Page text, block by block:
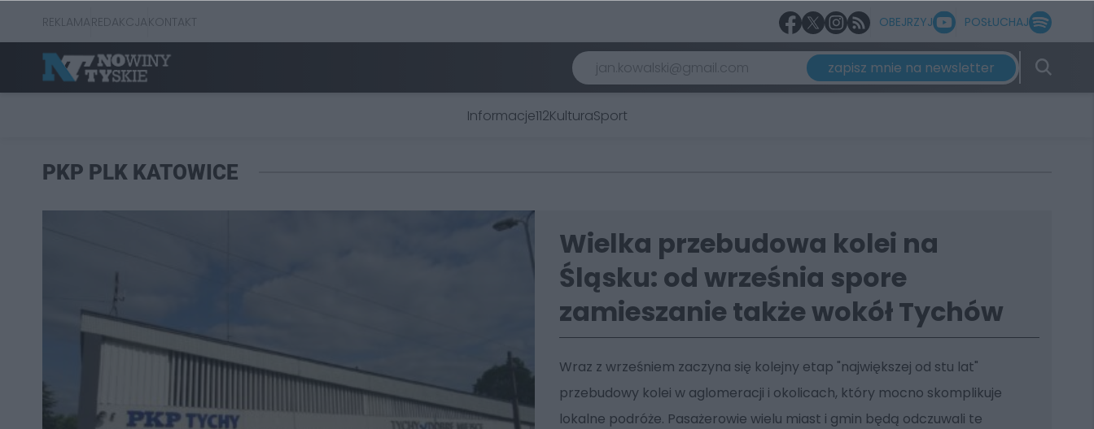
REKLAMAREDAKCJAKONTAKT OBEJRZYJ POSŁUCHAJ
zapisz mnie na newsletter
Informacje112KulturaSport
PKP PLK KATOWICE
Wielka przebudowa kolei na
Śląsku: od września spore
zamieszanie także wokół Tychów
Wraz z wrześniem zaczyna się kolejny etap "największej od stu lat"
przebudowy kolei w aglomeracji i okolicach, który mocno skomplikuje
lokalne podróże. Pasażerowie wielu miast i gmin będą odczuwali te